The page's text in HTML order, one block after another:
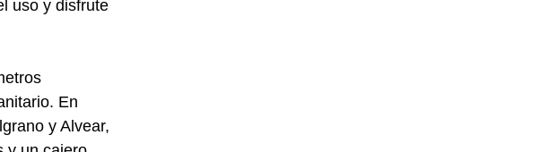
uso y disfrute
En
y Alvear,